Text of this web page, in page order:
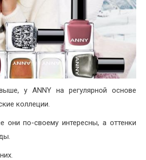
у ANNY на регулярной основе
коллеции.
они по-своему интересны, а оттенки